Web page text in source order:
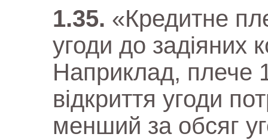
«Кредитне
угоди до задіяних
Наприклад, плече
відкриття угоди
менший за обсяг